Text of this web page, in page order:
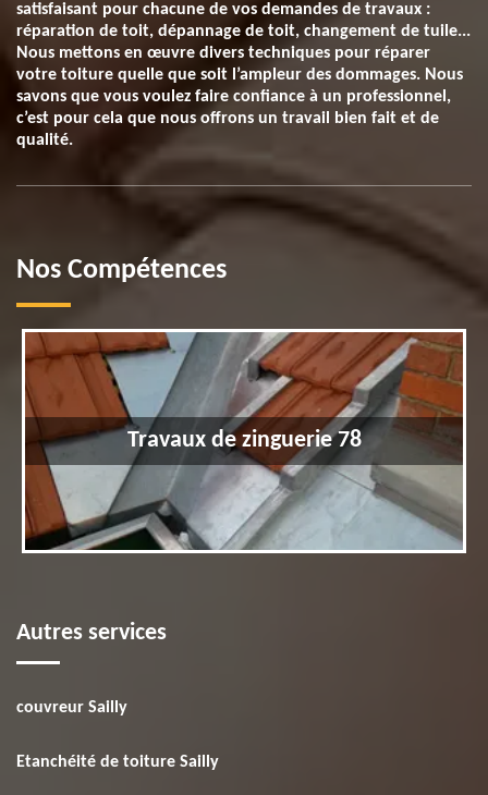
satisfaisant pour chacune de vos demandes de travaux :
réparation de toit, dépannage de toit, changement de tuile...
Nous mettons en œuvre divers techniques pour réparer
votre toiture quelle que soit l’ampleur des dommages. Nous
savons que vous voulez faire confiance à un professionnel,
c’est pour cela que nous offrons un travail bien fait et de
qualité.
Nos Compétences
Travaux de zinguerie 78
Autres services
couvreur Sailly
Etanchéité de toiture Sailly